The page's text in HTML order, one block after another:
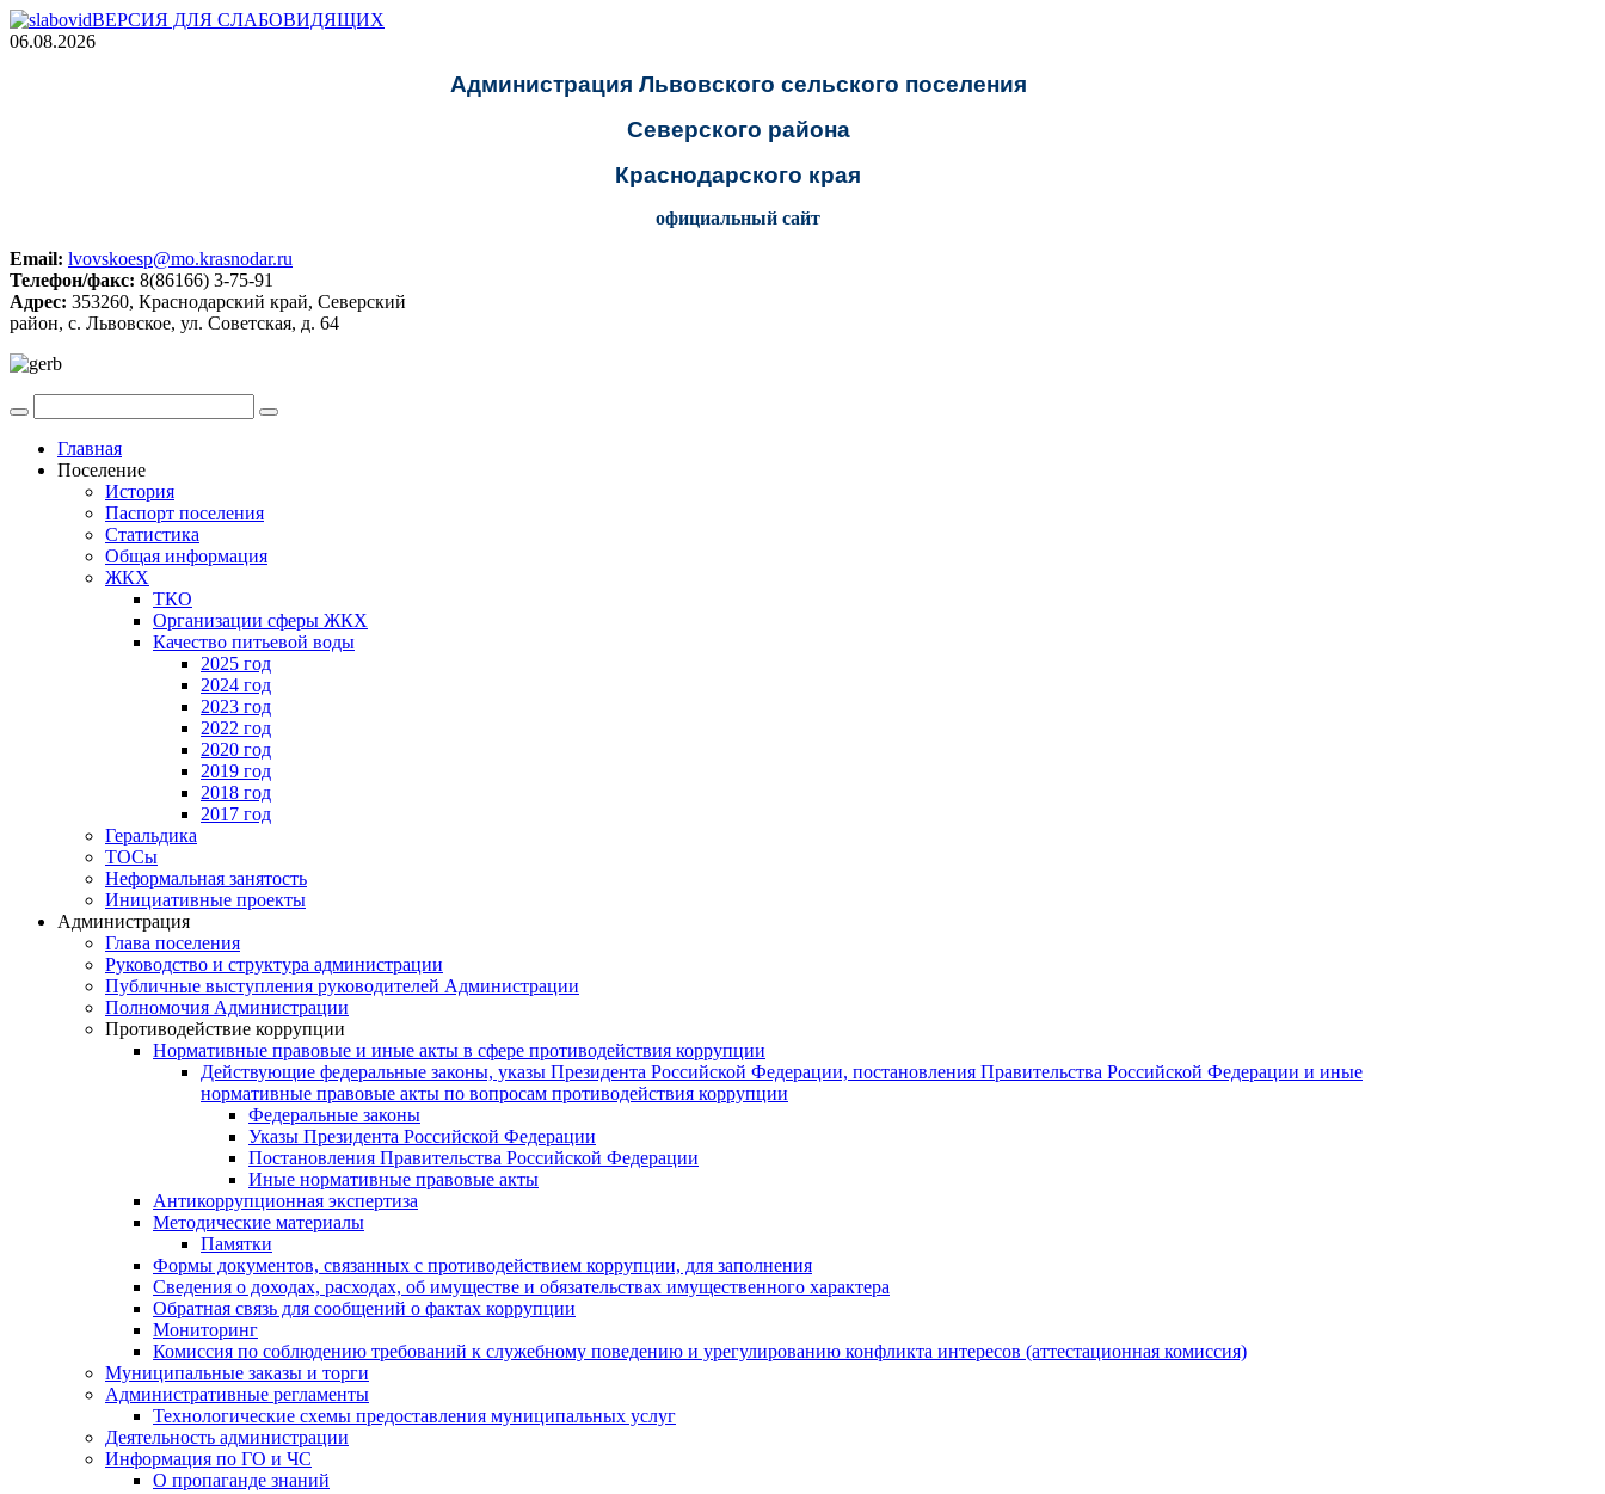
ВЕРСИЯ ДЛЯ СЛАБОВИДЯЩИХ
06.08.2026
Администрация Львовского сельского поселения
Северского района
Краснодарского края
официальный сайт
Email: lvovskoesp@mo.krasnodar.ru
Телефон/факс: 8(86166) 3-75-91
Адрес: 353260, Краснодарский край, Северский
район, с. Львовское, ул. Советская, д. 64
Главная
Поселение
История
Паспорт поселения
Статистика
Общая информация
ЖКХ
ТКО
Организации сферы ЖКХ
Качество питьевой воды
2025 год
2024 год
2023 год
2022 год
2020 год
2019 год
2018 год
2017 год
Геральдика
ТОСы
Неформальная занятость
Инициативные проекты
Администрация
Глава поселения
Руководство и структура администрации
Публичные выступления руководителей Администрации
Полномочия Администрации
Противодействие коррупции
Нормативные правовые и иные акты в сфере противодействия коррупции
Действующие федеральные законы, указы Президента Российской Федерации, постановления Правительства Российской Федерации и иные
нормативные правовые акты по вопросам противодействия коррупции
Федеральные законы
Указы Президента Российской Федерации
Постановления Правительства Российской Федерации
Иные нормативные правовые акты
Антикоррупционная экспертиза
Методические материалы
Памятки
Формы документов, связанных с противодействием коррупции, для заполнения
Сведения о доходах, расходах, об имуществе и обязательствах имущественного характера
Обратная связь для сообщений о фактах коррупции
Мониторинг
Комиссия по соблюдению требований к служебному поведению и урегулированию конфликта интересов (аттестационная комиссия)
Муниципальные заказы и торги
Административные регламенты
Технологические схемы предоставления муниципальных услуг
Деятельность администрации
Информация по ГО и ЧС
О пропаганде знаний